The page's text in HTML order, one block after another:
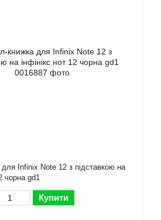
Infinix Note 12 з підставкою на
чорна gd1
Купити